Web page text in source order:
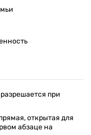
при
открытая для
абзаце на